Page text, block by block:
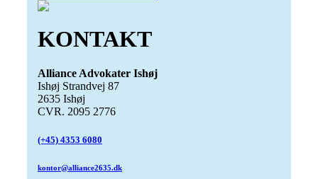
KONTAKT
Alliance Advokater Ishøj
Ishøj Strandvej 87
2635 Ishøj
CVR. 2095 2776
(+45) 4353 6080
kontor@alliance2635.dk